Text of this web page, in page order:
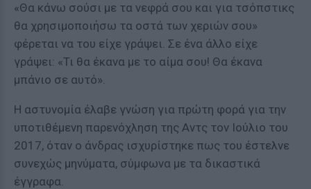
«Θα κάνω σούσι με τα νεφρά σου και για τσόπστικς
θα χρησιμοποιήσω τα οστά των χεριών σου»
φέρεται να του είχε γράψει. Σε ένα άλλο είχε
γράψει: «Τι θα έκανα με το αίμα σου! Θα έκανα
μπάνιο σε αυτό».
Η αστυνομία έλαβε γνώση για πρώτη φορά για την
υποτιθέμενη παρενόχληση της Αντς τον Ιούλιο του
2017, όταν ο άνδρας ισχυρίστηκε πως του έστελνε
συνεχώς μηνύματα, σύμφωνα με τα δικαστικά
έγγραφα.